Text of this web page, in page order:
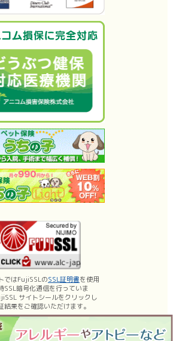
ではFujiSSLのSSL証明書を使用
SSL暗号化通信を行っていま
サイトシールをクリックし
結果をご確認いただけます。